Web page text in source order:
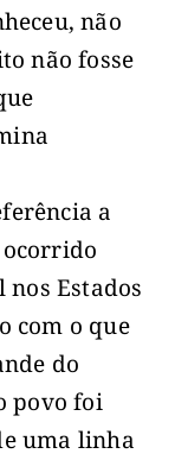
não
não fosse
a
ocorrido
Estados
com o que
do
povo foi
uma linha